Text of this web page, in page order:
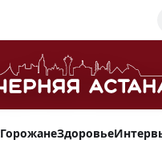
ГорожанеЗдоровье